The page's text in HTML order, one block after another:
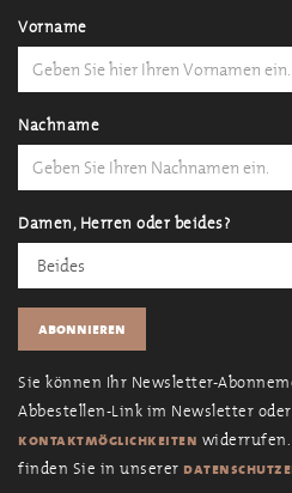
Vorname
Nachname
Damen, Herren oder beides?
Sie können Ihr Newsletter-
Abbestellen-Link im Newsletter
kontaktmöglichkeiten
finden Sie in unserer